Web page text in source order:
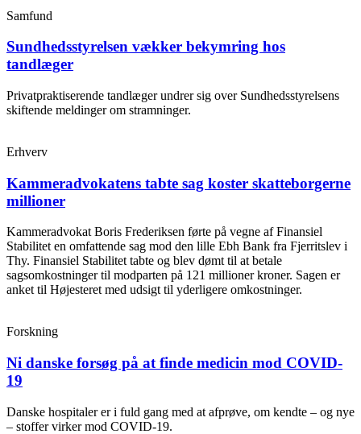
Samfund
Sundhedsstyrelsen vækker bekymring hos
tandlæger
Privatpraktiserende tandlæger undrer sig over Sundhedsstyrelsens
skiftende meldinger om stramninger.
Erhverv
Kammeradvokatens tabte sag koster skatteborgerne
millioner
Kammeradvokat Boris Frederiksen førte på vegne af Finansiel
Stabilitet en omfattende sag mod den lille Ebh Bank fra Fjerritslev i
Thy. Finansiel Stabilitet tabte og blev dømt til at betale
sagsomkostninger til modparten på 121 millioner kroner. Sagen er
anket til Højesteret med udsigt til yderligere omkostninger.
Forskning
Ni danske forsøg på at finde medicin mod COVID-
19
Danske hospitaler er i fuld gang med at afprøve, om kendte – og nye
– stoffer virker mod COVID-19.